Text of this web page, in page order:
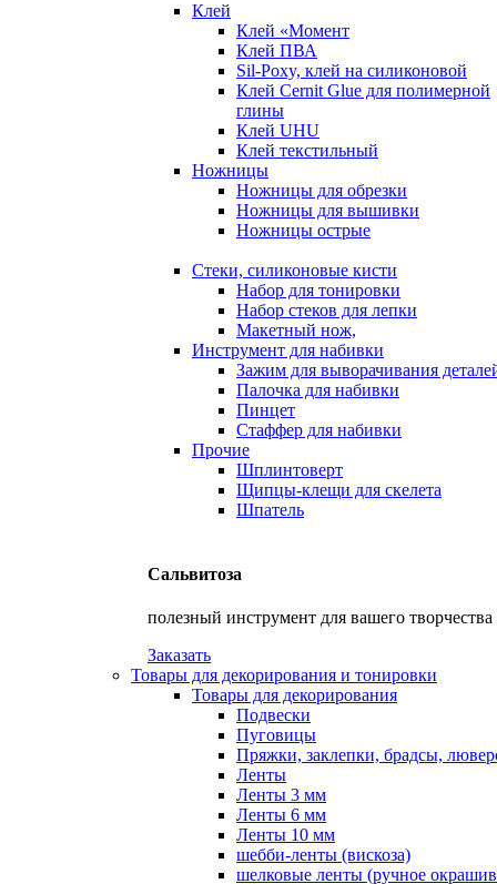
Клей
Клей «Момент
Клей ПВА
Sil-Poxy, клей на силиконовой
Клей Cernit Glue для полимерной
глины
Клей UHU
Клей текстильный
Ножницы
Ножницы для обрезки
Ножницы для вышивки
Ножницы острые
Стеки, силиконовые кисти
Набор для тонировки
Набор стеков для лепки
Макетный нож,
Инструмент для набивки
Зажим для выворачивания
Палочка для набивки
Пинцет
Стаффер для набивки
Прочие
Шплинтоверт
Щипцы-клещи для скелета
Шпатель
Сальвитоза
полезный инструмент для вашего творчества
Заказать
Товары для декорирования и тонировки
Товары для декорирования
Подвески
Пуговицы
Пряжки, заклепки, брадсы,
Ленты
Ленты 3 мм
Ленты 6 мм
Ленты 10 мм
шебби-ленты (вискоза)
шелковые ленты (ручное